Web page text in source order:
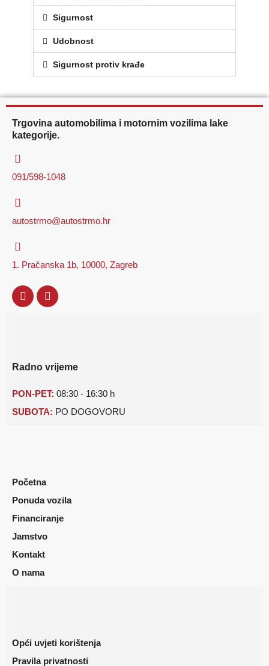
Sigurnost
Udobnost
Sigurnost protiv krađe
Trgovina automobilima i motornim vozilima lake
kategorije.
091/598-1048
autostrmo@autostrmo.hr
1. Pračanska 1b, 10000, Zagreb
Radno vrijeme
PON-PET: 08:30 - 16:30 h
SUBOTA: PO DOGOVORU
Početna
Ponuda vozila
Financiranje
Jamstvo
Kontakt
O nama
Opći uvjeti korištenja
Pravila privatnosti